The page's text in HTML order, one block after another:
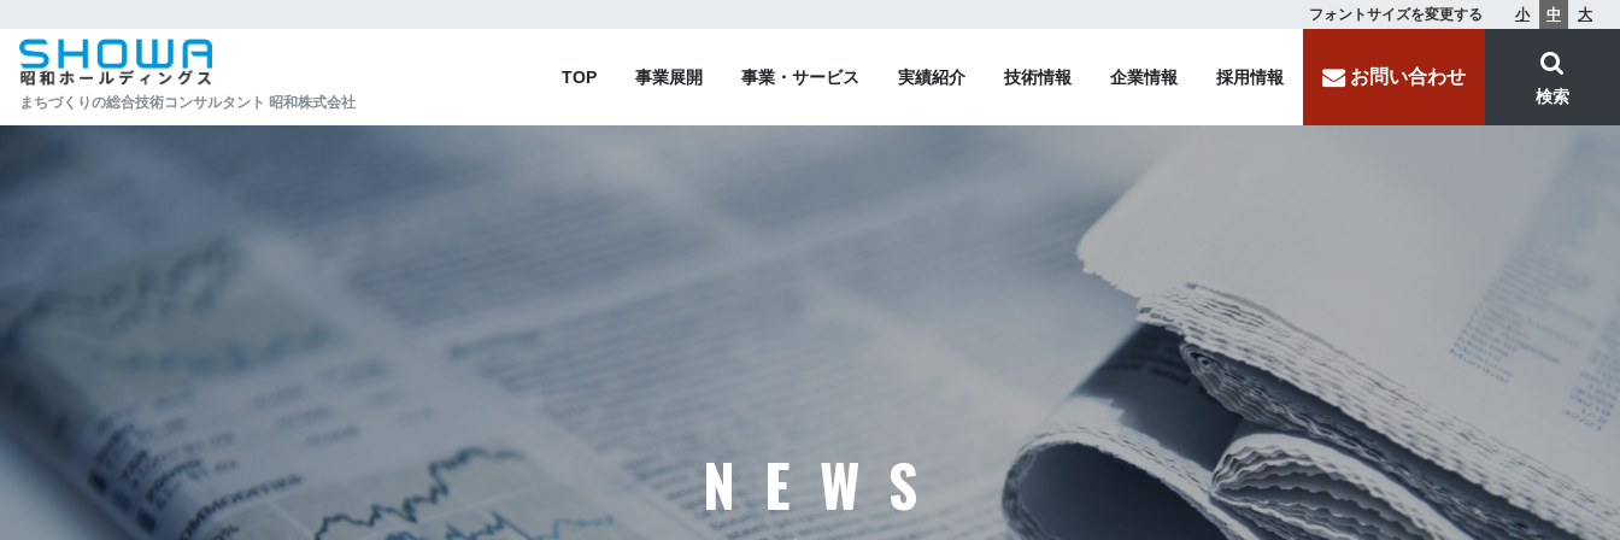
フォントサイズを変更する 小 中 大
まちづくりの総合技術コンサルタント 昭和株式会社
TOP 事業展開 事業・サービス 実績紹介 技術情報 企業情報 採用情報 お問い合わせ
検索
NEWS